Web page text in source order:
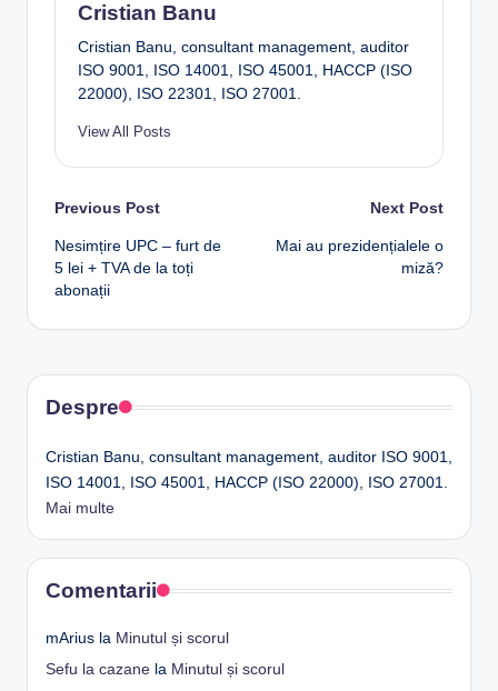
Cristian Banu
Cristian Banu, consultant management, auditor
ISO 9001, ISO 14001, ISO 45001, HACCP (ISO
22000), ISO 22301, ISO 27001.
View All Posts
Post
navigation
Previous Post
Nesimțire UPC – furt de
5 lei + TVA de la toți
abonații
Next Post
Mai au prezidențialele o
miză?
Despre
Cristian Banu, consultant management, auditor ISO 9001,
ISO 14001, ISO 45001, HACCP (ISO 22000), ISO 27001.
Mai multe
Comentarii
mArius la Minutul și scorul
Sefu la cazane la Minutul și scorul